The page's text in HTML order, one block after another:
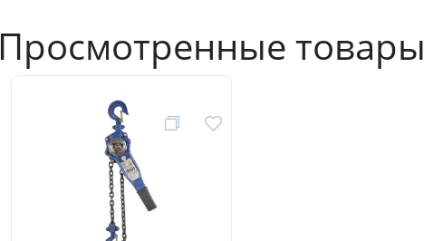
Просмотренные товары